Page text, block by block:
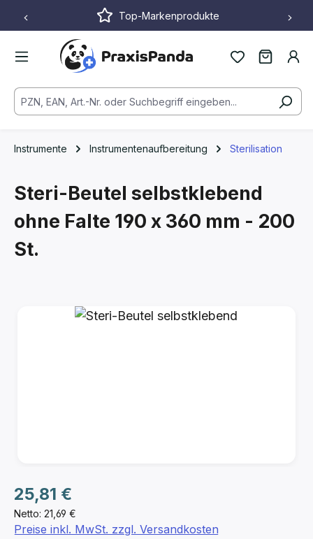
Zum Hauptinhalt springenTop-Markenprodukte
Instrumente Instrumentenaufbereitung Sterilisation
Steri-Beutel selbstklebend
ohne Falte 190 x 360 mm - 200
St.
Bildergalerie überspringen
Netto: 21,69 €
Regulärer Preis:
25,81 €
Preise inkl. MwSt. zzgl. Versandkosten